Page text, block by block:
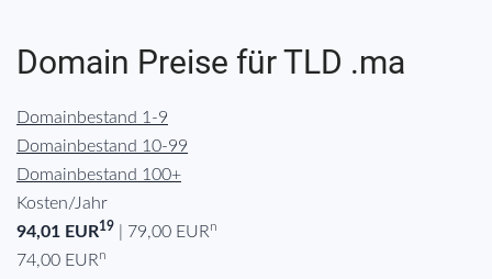
Domain Preise für TLD .ma
Domainbestand 1-9
Domainbestand 10-99
Domainbestand 100+
Kosten/Jahr
94,01 EUR19 | 79,00 EURn
74,00 EURn